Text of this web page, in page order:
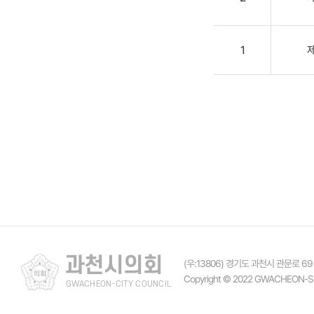
1
과천시의회
GWACHEON-CITY COUNCIL
(우:13806) 경기도 과천시 관문로
Copyright © 2022 GWACHEON-